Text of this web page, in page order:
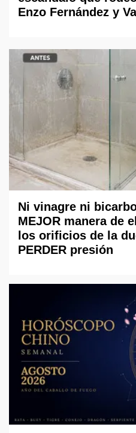
Enzo Fernández y
Ni vinagre ni
MEJOR manera de
los orificios de la
PERDER presión